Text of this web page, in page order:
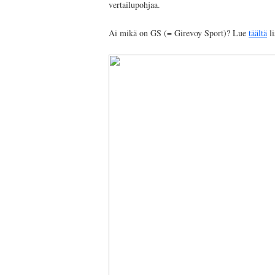
vertailupohjaa.
Ai mikä on GS (= Girevoy Sport)? Lue täältä